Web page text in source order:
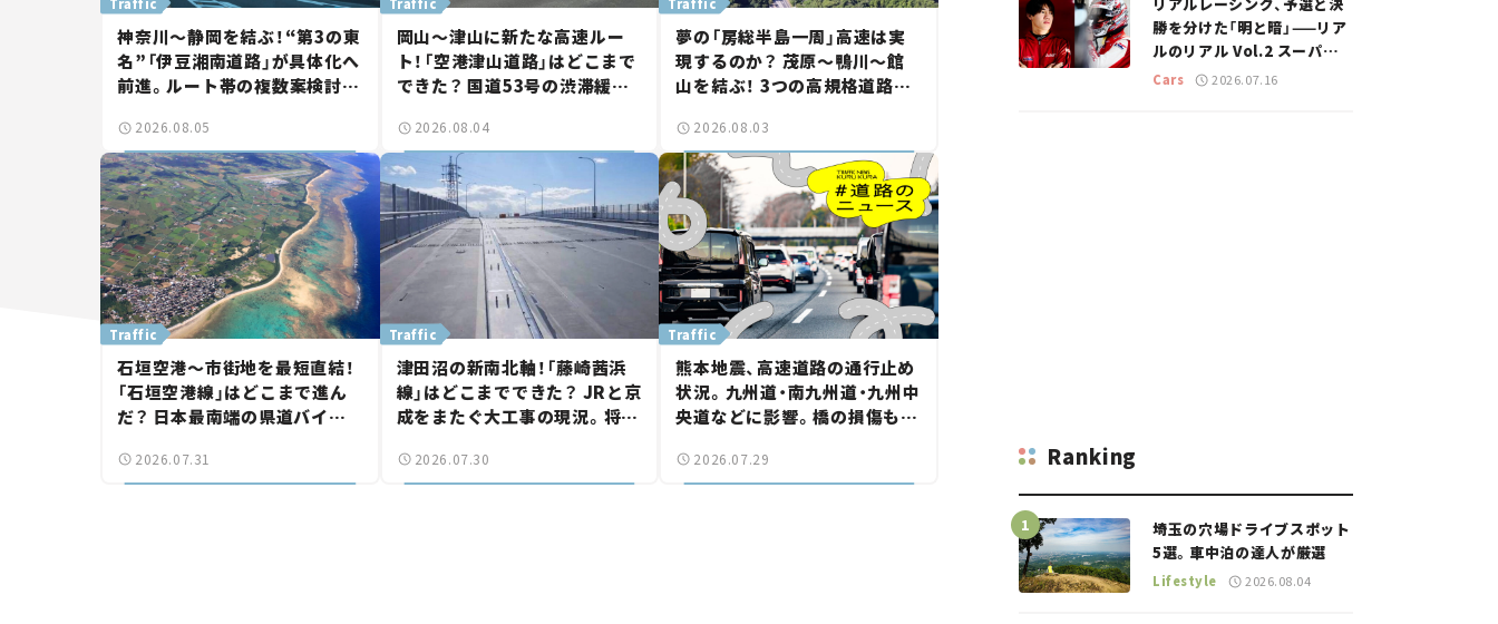
神奈川～静岡を結ぶ！“第3の東
名”「伊豆湘南道路」が具体化へ
前進。ルート帯の複数案検討
【いま気になる道路計画】
2026.08.05
岡山～津山に新たな高速ルー
ト！「空港津山道路」はどこまで
できた？ 国道53号の渋滞緩和
【いま気になる道路計画】
2026.08.04
夢の「房総半島一周」高速は実
現するのか？ 茂原～鴨川～館
山を結ぶ！ 3つの高規格道路計
討進む【いま気になる道路計
画】
2026.08.03
Traffic
石垣空港～市街地を最短直結！
「石垣空港線」はどこまで進ん
だ？ 日本最南端の県道バイパ
気になる道路計画】
2026.07.31
Traffic
津田沼の新南北軸！「藤崎茜浜
線」はどこまでできた？ JRと京
成をまたぐ大工事の現況。将来
結【いま気になる道路計画】
2026.07.30
Traffic
熊本地震、高速道路の通行止め
状況。九州道・南九州道・九州中
央道などに影響。橋の損傷も確
2026.07.29
勝を分けた「明と暗」——リア
ルのリアル Vol.2 スーパー
GT 2026開幕戦 岡山国際サ
Cars 2026.07.16
Ranking
埼玉の穴場ドライブスポット
5選。車中泊の達人が厳選
Lifestyle 2026.08.04